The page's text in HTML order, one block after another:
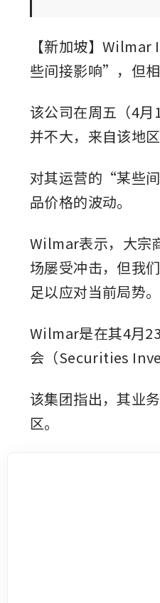
【新加坡】
些间接影响”，但相
该公司在周五（4
并不大，来自该地
对其运营的“某些
品价格的波动。
Wilmar表示，大宗
场屡受冲击，但我
足以应对当前局势
Wilmar是在其4月
会（Securities
该集团指出，其业
区。